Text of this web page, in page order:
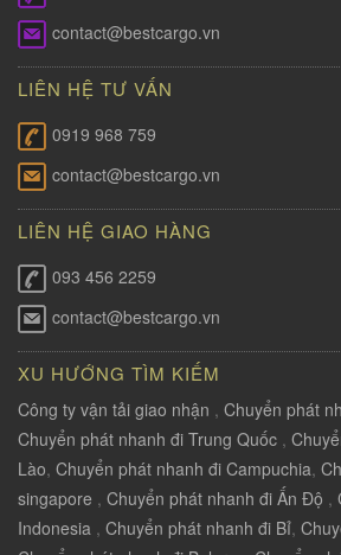
contact@bestcargo.vn
LIÊN HỆ TƯ VẤN
0919 968 759
contact@bestcargo.vn
LIÊN HỆ GIAO HÀNG
093 456 2259
contact@bestcargo.vn
XU HƯỚNG TÌM KIẾM
Công ty vận tải giao nhận , Chuyển phát
Chuyển phát nhanh đi Trung Quốc ,
Lào, Chuyển phát nhanh đi Campuchia,
singapore , Chuyển phát nhanh đi Ấn Độ ,
Indonesia , Chuyển phát nhanh đi Bỉ,